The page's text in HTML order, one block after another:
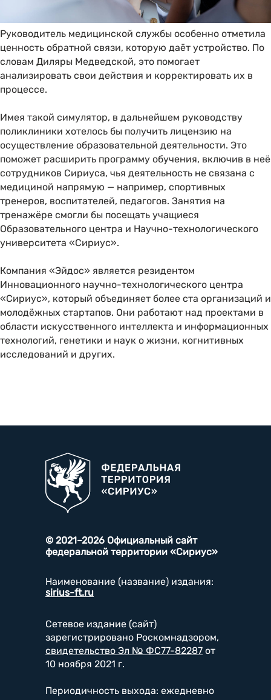
Руководитель медицинской службы особенно отметила
ценность обратной связи, которую даёт устройство. По
словам Диляры Медведской, это помогает
анализировать свои действия и корректировать их в
процессе.
Имея такой симулятор, в дальнейшем руководству
поликлиники хотелось бы получить лицензию на
осуществление образовательной деятельности. Это
поможет расширить программу обучения, включив в неё
сотрудников Сириуса, чья деятельность не связана с
медициной напрямую — например, спортивных
тренеров, воспитателей, педагогов. Занятия на
тренажёре смогли бы посещать учащиеся
Образовательного центра и Научно-технологического
университета «Сириус».
Компания «Эйдос» является резидентом
Инновационного научно-технологического центра
«Сириус», который объединяет более ста организаций и
молодёжных стартапов. Они работают над проектами в
области искусственного интеллекта и информационных
технологий, генетики и наук о жизни, когнитивных
исследований и других.
© 2021–2026 Официальный сайт
федеральной территории «Сириус»
Наименование (название) издания:
sirius-ft.ru
Сетевое издание (сайт)
зарегистрировано Роскомнадзором,
свидетельство Эл № ФС77-82287 от
10 ноября 2021 г.
Периодичность выхода: ежедневно